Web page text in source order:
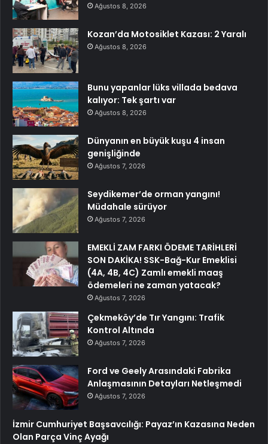
Ağustos 8, 2026
Kozan’da Motosiklet Kazası: 2 Yaralı
Ağustos 8, 2026
Bunu yapanlar lüks villada bedava
kalıyor: Tek şartı var
Ağustos 8, 2026
Dünyanın en büyük kuşu 4 insan
genişliğinde
Ağustos 7, 2026
Seydikemer’de orman yangını!
Müdahale sürüyor
Ağustos 7, 2026
EMEKLİ ZAM FARKI ÖDEME TARİHLERİ
SON DAKİKA! SSK-Bağ-Kur Emeklisi
(4A, 4B, 4C) Zamlı emekli maaş
ödemeleri ne zaman yatacak?
Ağustos 7, 2026
Çekmeköy’de Tır Yangını: Trafik
Kontrol Altında
Ağustos 7, 2026
Ford ve Geely Arasındaki Fabrika
Anlaşmasının Detayları Netleşmedi
Ağustos 7, 2026
İzmir Cumhuriyet Başsavcılığı: Payaz’ın Kazasına Neden
Olan Parça Vinç Ayağı